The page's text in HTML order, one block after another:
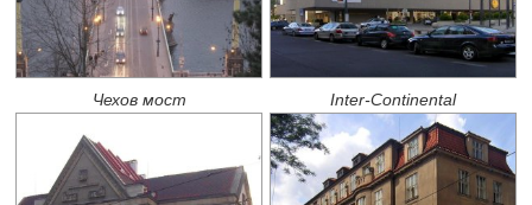
Чехов мост Inter-Continental